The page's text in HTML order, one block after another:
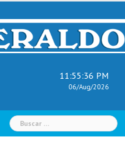
11:55:37 PM
06/Aug/2026
Buscar: